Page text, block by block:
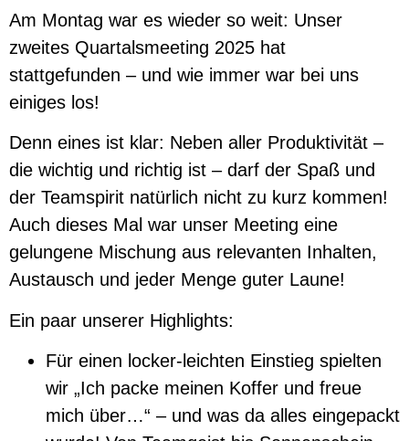
Am Montag war es wieder so weit: Unser
zweites Quartalsmeeting 2025 hat
stattgefunden – und wie immer war bei uns
einiges los!
Denn eines ist klar: Neben aller Produktivität –
die wichtig und richtig ist – darf der Spaß und
der Teamspirit natürlich nicht zu kurz kommen!
Auch dieses Mal war unser Meeting eine
gelungene Mischung aus relevanten Inhalten,
Austausch und jeder Menge guter Laune!
Ein paar unserer Highlights:
Für einen locker-leichten Einstieg spielten
wir „Ich packe meinen Koffer und freue
mich über…“ – und was da alles eingepackt